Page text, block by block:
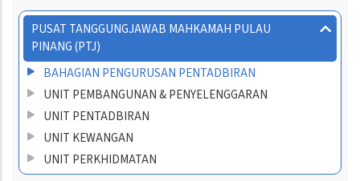
PUSAT TANGGUNGJAWAB MAHKAMAH PULAU
PINANG (PTJ)
BAHAGIAN PENGURUSAN PENTADBIRAN
UNIT PEMBANGUNAN & PENYELENGGARAN
UNIT PENTADBIRAN
UNIT KEWANGAN
UNIT PERKHIDMATAN